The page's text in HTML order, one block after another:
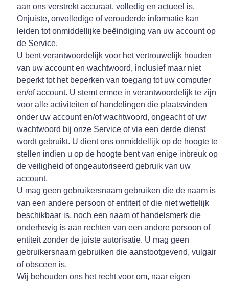
aan ons verstrekt accuraat, volledig en actueel is.
Onjuiste, onvolledige of verouderde informatie kan
leiden tot onmiddellijke beëindiging van uw account op
de Service.
U bent verantwoordelijk voor het vertrouwelijk houden
van uw account en wachtwoord, inclusief maar niet
beperkt tot het beperken van toegang tot uw computer
en/of account. U stemt ermee in verantwoordelijk te zijn
voor alle activiteiten of handelingen die plaatsvinden
onder uw account en/of wachtwoord, ongeacht of uw
wachtwoord bij onze Service of via een derde dienst
wordt gebruikt. U dient ons onmiddellijk op de hoogte te
stellen indien u op de hoogte bent van enige inbreuk op
de veiligheid of ongeautoriseerd gebruik van uw
account.
U mag geen gebruikersnaam gebruiken die de naam is
van een andere persoon of entiteit of die niet wettelijk
beschikbaar is, noch een naam of handelsmerk die
onderhevig is aan rechten van een andere persoon of
entiteit zonder de juiste autorisatie. U mag geen
gebruikersnaam gebruiken die aanstootgevend, vulgair
of obsceen is.
Wij behouden ons het recht voor om, naar eigen